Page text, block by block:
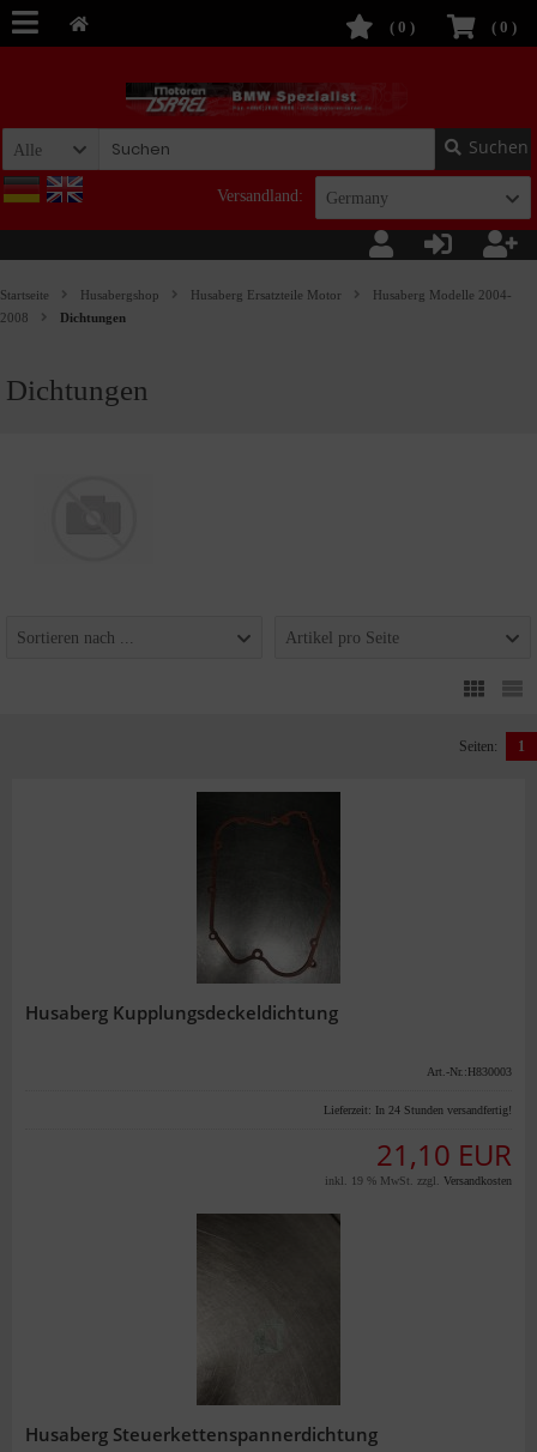
( 0 )
( 0 )
Alle Suchen
Versandland: Germany
Startseite Husabergshop Husaberg Ersatzteile Motor
Husaberg Modelle 2004-
2008
Dichtungen
Dichtungen
Sortieren nach ... Artikel pro Seite
Seiten: 1
Husaberg Kupplungsdeckeldichtung
Art.-Nr.:H830003
Lieferzeit: In 24 Stunden versandfertig!
21,10 EUR
inkl. 19 % MwSt. zzgl. Versandkosten
Husaberg Steuerkettenspannerdichtung